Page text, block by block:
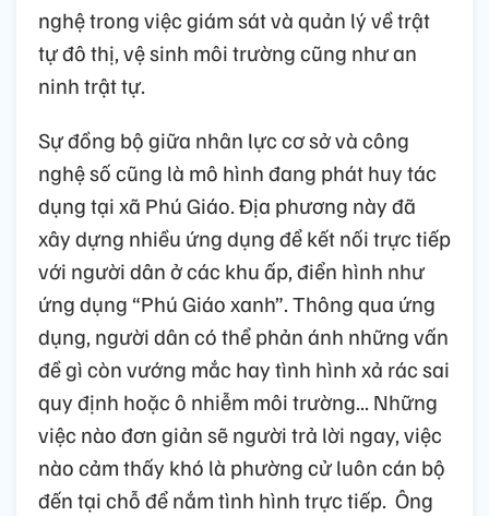
nghệ trong việc giám sát và quản lý về trật
tự đô thị, vệ sinh môi trường cũng như an
ninh trật tự.
Sự đồng bộ giữa nhân lực cơ sở và công
nghệ số cũng là mô hình đang phát huy tác
dụng tại xã Phú Giáo. Địa phương này đã
xây dựng nhiều ứng dụng để kết nối trực tiếp
với người dân ở các khu ấp, điển hình như
ứng dụng “Phú Giáo xanh”. Thông qua ứng
dụng, người dân có thể phản ánh những vấn
đề gì còn vướng mắc hay tình hình xả rác sai
quy định hoặc ô nhiễm môi trường... Những
việc nào đơn giản sẽ người trả lời ngay, việc
nào cảm thấy khó là phường cử luôn cán bộ
đến tại chỗ để nắm tình hình trực tiếp. Ông